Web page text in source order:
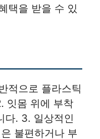
택을 받을 수 있
적으로 플라스틱
잇몸 위에 부착
다. 3. 일상적인
불편하거나 부